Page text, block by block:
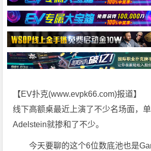
【EV扑克(www.evpk66.com)报道】
线下高额桌最近上演了不少名场面，
Adelstein就掺和了不少。
今天要聊的这个6位数底池也是